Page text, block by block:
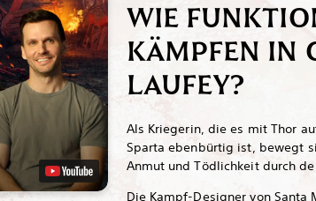
WIE
KÄMPFEN IN
LAUFEY?
Als Kriegerin, die es mit Thor
Sparta ebenbürtig ist, bewegt
Anmut und Tödlichkeit durch
Die Kampf-Designer von Santa